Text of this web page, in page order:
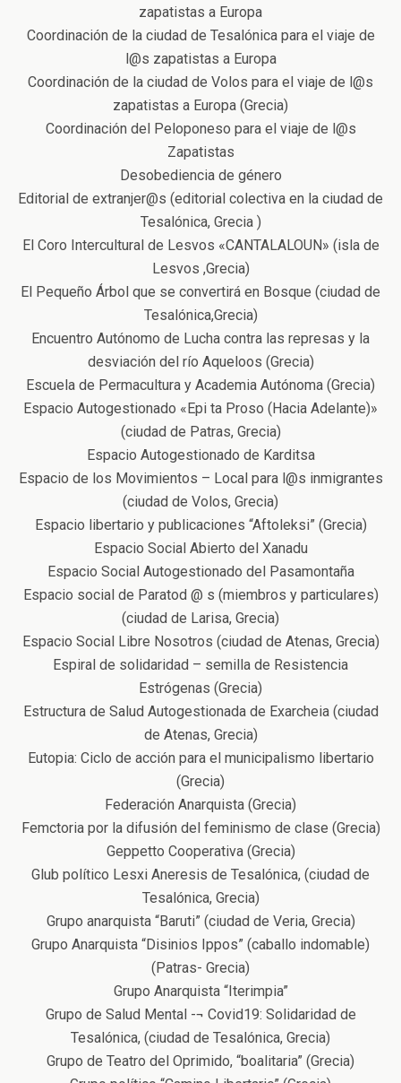
zapatistas a Europa
Coordinación de la ciudad de Tesalónica para el viaje de
l@s zapatistas a Europa
Coordinación de la ciudad de Volos para el viaje de l@s
zapatistas a Europa (Grecia)
Coordinación del Peloponeso para el viaje de l@s
Zapatistas
Desobediencia de género
Editorial de extranjer@s (editorial colectiva en la ciudad de
Tesalónica, Grecia )
El Coro Intercultural de Lesvos «CANTALALOUN» (isla de
Lesvos ,Grecia)
El Pequeño Árbol que se convertirá en Bosque (ciudad de
Tesalónica,Grecia)
Encuentro Autónomo de Lucha contra las represas y la
desviación del río Aqueloos (Grecia)
Escuela de Permacultura y Academia Autónoma (Grecia)
Espacio Autogestionado «Epi ta Proso (Hacia Adelante)»
(ciudad de Patras, Grecia)
Espacio Autogestionado de Karditsa
Espacio de los Movimientos – Local para l@s inmigrantes
(ciudad de Volos, Grecia)
Espacio libertario y publicaciones “Aftoleksi” (Grecia)
Espacio Social Abierto del Xanadu
Espacio Social Autogestionado del Pasamontaña
Espacio social de Paratod @ s (miembros y particulares)
(ciudad de Larisa, Grecia)
Espacio Social Libre Nosotros (ciudad de Atenas, Grecia)
Espiral de solidaridad – semilla de Resistencia
Estrógenas (Grecia)
Estructura de Salud Autogestionada de Exarcheia (ciudad
de Atenas, Grecia)
Eutopia: Ciclo de acción para el municipalismo libertario
(Grecia)
Federación Anarquista (Grecia)
Femctoria por la difusión del feminismo de clase (Grecia)
Geppetto Cooperativa (Grecia)
Glub político Lesxi Aneresis de Tesalónica, (ciudad de
Tesalónica, Grecia)
Grupo anarquista “Baruti” (ciudad de Veria, Grecia)
Grupo Anarquista “Disinios Ippos” (caballo indomable)
(Patras- Grecia)
Grupo Anarquista “Iterimpia”
Grupo de Salud Mental -¬ Covid19: Solidaridad de
Tesalónica, (ciudad de Tesalónica, Grecia)
Grupo de Teatro del Oprimido, “boalitaria” (Grecia)